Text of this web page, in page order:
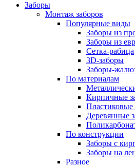
Заборы
Монтаж заборов
Популярные виды
Заборы из
Заборы из
Сетка-рабица
3D-заборы
Заборы-
По материалам
Кирпичные
Пластиковые
Деревянные
По конструкции
Заборы с
Заборы на
Разное